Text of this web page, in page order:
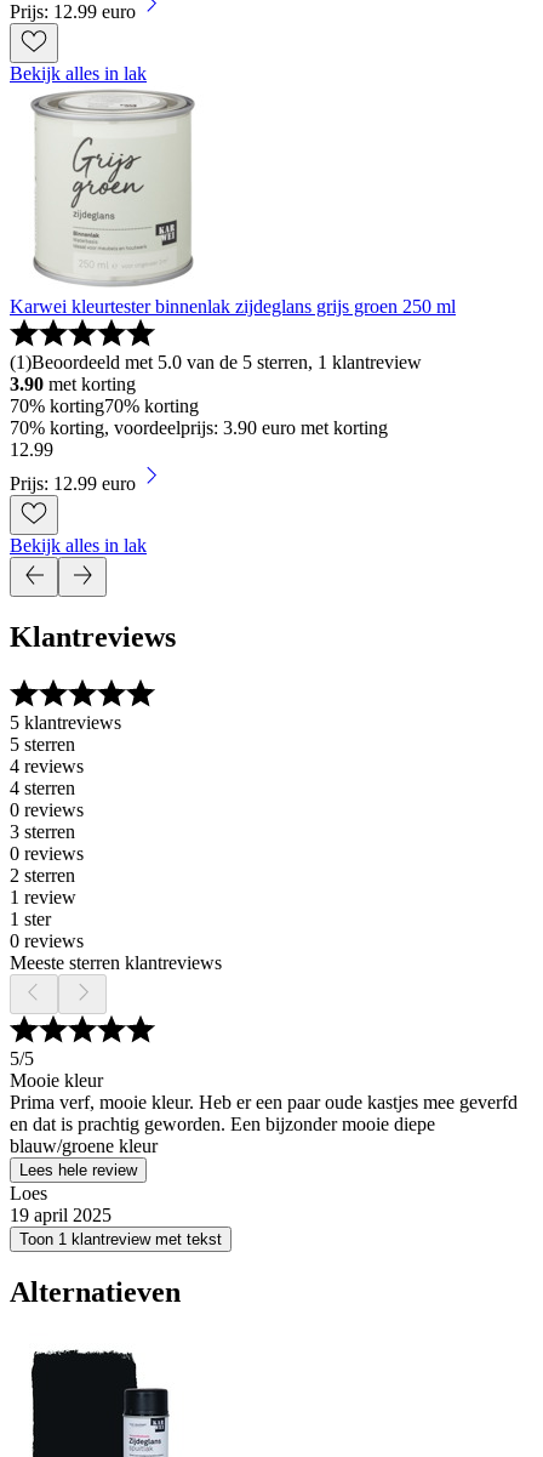
Prijs: 12.99 euro
Bekijk alles in lak
Karwei kleurtester binnenlak zijdeglans grijs groen 250 ml
(1)Beoordeeld met 5.0 van de 5 sterren, 1 klantreview
3.90 met korting
70% korting70% korting
70% korting, voordeelprijs: 3.90 euro met korting
12.99
Prijs: 12.99 euro
Bekijk alles in lak
Klantreviews
5 klantreviews
5 sterren
4 reviews
4 sterren
0 reviews
3 sterren
0 reviews
2 sterren
1 review
1 ster
0 reviews
Meeste sterren klantreviews
5/5
Mooie kleur
Prima verf, mooie kleur. Heb er een paar oude kastjes mee geverfd
en dat is prachtig geworden. Een bijzonder mooie diepe
blauw/groene kleur
Lees hele review
Loes
19 april 2025
Toon 1 klantreview met tekst
Alternatieven